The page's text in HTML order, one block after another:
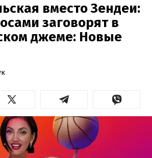
вместо Зендеи:
заговорят в
джеме: Новые